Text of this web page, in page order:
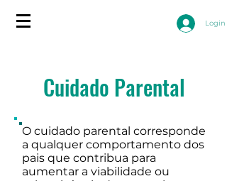
Login
Cuidado Parental
O cuidado parental corresponde
a qualquer comportamento dos
pais que contribua para
aumentar a viabilidade ou